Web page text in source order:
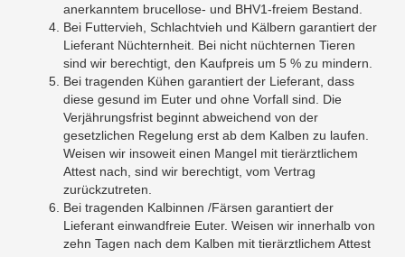
anerkanntem brucellose- und BHV1-freiem Bestand.
Bei Futtervieh, Schlachtvieh und Kälbern garantiert der
Lieferant Nüchternheit. Bei nicht nüchternen Tieren
sind wir berechtigt, den Kaufpreis um 5 % zu mindern.
Bei tragenden Kühen garantiert der Lieferant, dass
diese gesund im Euter und ohne Vorfall sind. Die
Verjährungsfrist beginnt abweichend von der
gesetzlichen Regelung erst ab dem Kalben zu laufen.
Weisen wir insoweit einen Mangel mit tierärztlichem
Attest nach, sind wir berechtigt, vom Vertrag
zurückzutreten.
Bei tragenden Kalbinnen /Färsen garantiert der
Lieferant einwandfreie Euter. Weisen wir innerhalb von
zehn Tagen nach dem Kalben mit tierärztlichem Attest